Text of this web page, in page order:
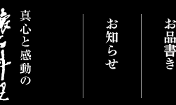
真心と感動の懐石料理 千